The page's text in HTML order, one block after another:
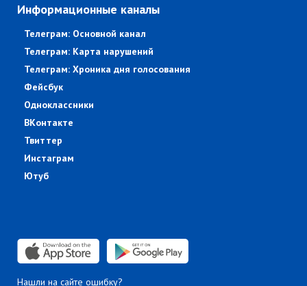
Информационные каналы
Телеграм: Основной канал
Телеграм: Карта нарушений
Телеграм: Хроника дня голосования
Фейсбук
Одноклассники
ВКонтакте
Твиттер
Инстаграм
Ютуб
Нашли на сайте ошибку?